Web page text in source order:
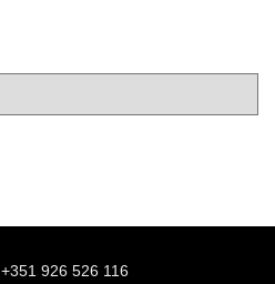
+351 926 526 116